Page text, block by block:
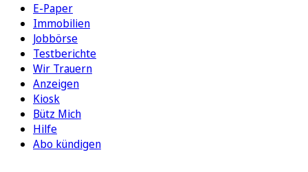
E-Paper
Immobilien
Jobbörse
Testberichte
Wir Trauern
Anzeigen
Kiosk
Bütz Mich
Hilfe
Abo kündigen